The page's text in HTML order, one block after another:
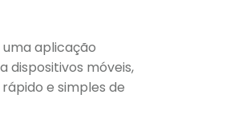
aplicação
dispositivos móveis,
e simples de